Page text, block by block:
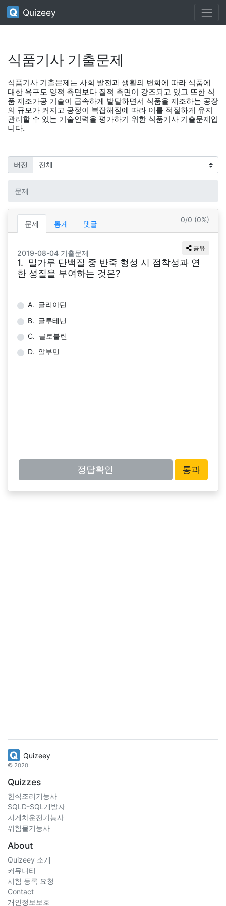
Quizeey
식품기사 기출문제
식품기사 기출문제는 사회 발전과 생활의 변화에 따라 식품에
대한 욕구도 양적 측면보다 질적 측면이 강조되고 있고 또한 식
품 제조가공 기술이 급속하게 발달하면서 식품을 제조하는 공장
의 규모가 커지고 공정이 복잡해짐에 따라 이를 적절하게 유지
관리할 수 있는 기술인력을 평가하기 위한 식품기사 기출문제입
니다.
버전
문제
0/0 (0%)
문제 통계 댓글
공유
2019-08-04 기출문제
1. 밀가루 단백질 중 반죽 형성 시 점착성과 연
한 성질을 부여하는 것은?
A. 글리아딘
B. 글루테닌
C. 글로불린
D. 알부민
정답확인 통과
Quizeey
© 2020
Quizzes
한식조리기능사
SQLD-SQL개발자
지게차운전기능사
위험물기능사
About
Quizeey 소개
커뮤니티
시험 등록 요청
Contact
개인정보보호